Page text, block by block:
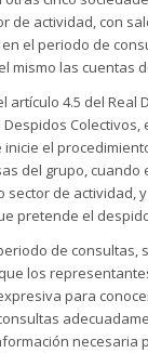
de actividad, con
el periodo de
mismo las cuentas
4.5 del Real
el
del grupo, cuando
sector de actividad,
pretende el
de consultas,
los
para
necesaria